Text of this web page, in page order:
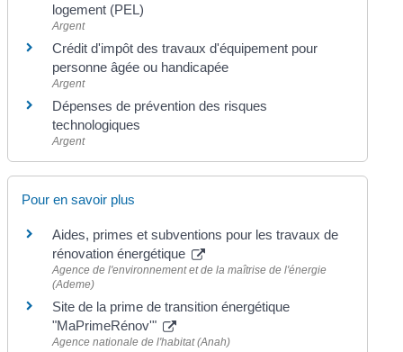
logement (PEL)
Argent
Crédit d'impôt des travaux d'équipement pour
personne âgée ou handicapée
Argent
Dépenses de prévention des risques
technologiques
Argent
Pour en savoir plus
Aides, primes et subventions pour les travaux de
rénovation énergétique
Agence de l'environnement et de la maîtrise de l'énergie
(Ademe)
Site de la prime de transition énergétique
"MaPrimeRénov'"
Agence nationale de l'habitat (Anah)